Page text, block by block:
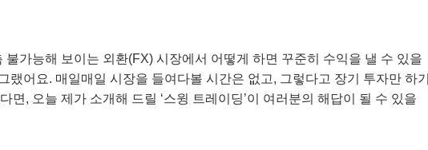
불가능해 보이는 외환(FX) 시장에서 어떻게 하면 꾸준히 수익을 낼 수 있을
랬어요. 매일매일 시장을 들여다볼 시간은 없고, 그렇다고 장기 투자만 하
, 오늘 제가 소개해 드릴 ‘스윙 트레이딩’이 여러분의 해답이 될 수 있을